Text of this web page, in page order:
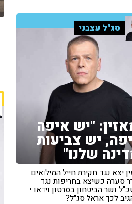
סג"ל עצבני
"יש איפה
יש צביעות
שלנו"
יצא נגד חקירת חייל המילואים
סערה כשיצא בחריפות נגד
ושר הביטחון בסרטון וידאו •
לכך אראל סג"ל?